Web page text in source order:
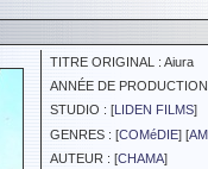
TITRE ORIGINAL : Aiura
ANNÉE DE
STUDIO : [LIDEN FILMS]
GENRES : [COMéDIE] [
AUTEUR : [CHAMA]